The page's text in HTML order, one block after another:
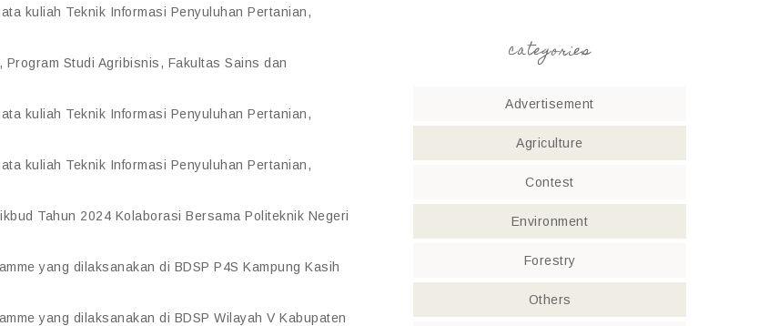
kuliah Teknik Informasi Penyuluhan Pertanian,
Studi Agribisnis, Fakultas Sains dan
kuliah Teknik Informasi Penyuluhan Pertanian,
kuliah Teknik Informasi Penyuluhan Pertanian,
Tahun 2024 Kolaborasi Bersama Politeknik Negeri
yang dilaksanakan di BDSP P4S Kampung Kasih
yang dilaksanakan di BDSP Wilayah V Kabupaten
categories
Advertisement
Agriculture
Contest
Environment
Forestry
Others